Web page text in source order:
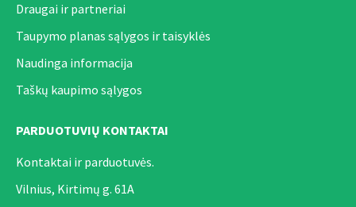
Draugai ir partneriai
Taupymo planas sąlygos ir taisyklės
Naudinga informacija
Taškų kaupimo sąlygos
PARDUOTUVIŲ KONTAKTAI
Kontaktai ir parduotuvės.
Vilnius, Kirtimų g. 61A